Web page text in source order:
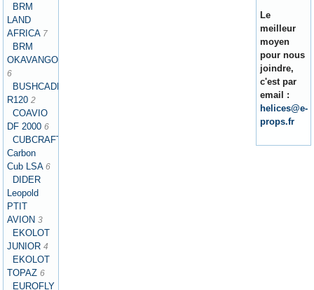
BRM
LAND
AFRICA 7
BRM
OKAVANGO
6
BUSHCADDY
R1202
COAVIO
DF 2000 6
CUBCRAFTERS
Carbon
Cub LSA 6
DIDER
Leopold
PTIT
AVION 3
EKOLOT
JUNIOR 4
EKOLOT
TOPAZ 6
EUROFLY
Le
meilleur
moyen
pour nous
joindre,
c'est par
email :
helices@e-
props.fr